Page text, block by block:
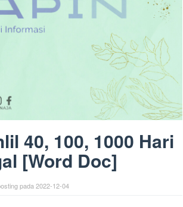
40, 100, 1000 Hari
[Word Doc]
pada2022-12-04